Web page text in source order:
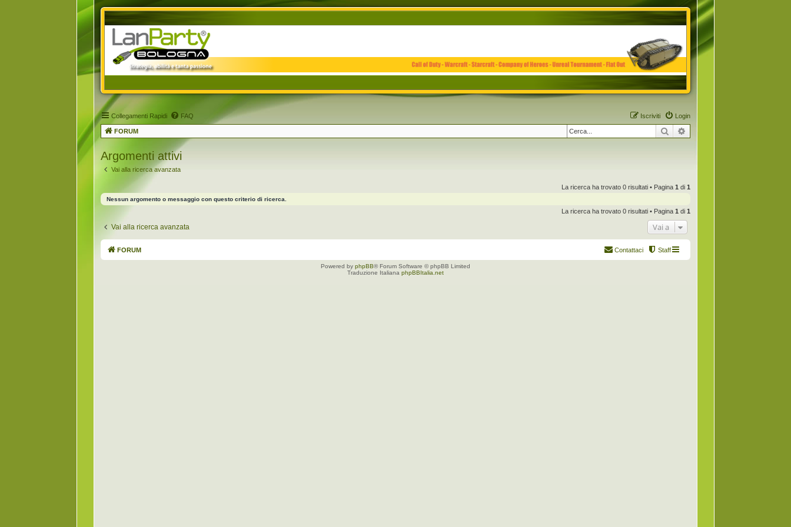
Collegamenti Rapidi FAQ Login
Iscriviti
FORUM Cerca
Argomenti attivi
Vai alla ricerca avanzata
La ricerca ha trovato 0 risultati • Pagina 1 di 1
Nessun argomento o messaggio con questo criterio di ricerca.
La ricerca ha trovato 0 risultati • Pagina 1 di 1
Vai alla ricerca avanzata Vai a
FORUM Staff
Contattaci
Powered by phpBB® Forum Software © phpBB Limited
Traduzione Italiana phpBBItalia.net